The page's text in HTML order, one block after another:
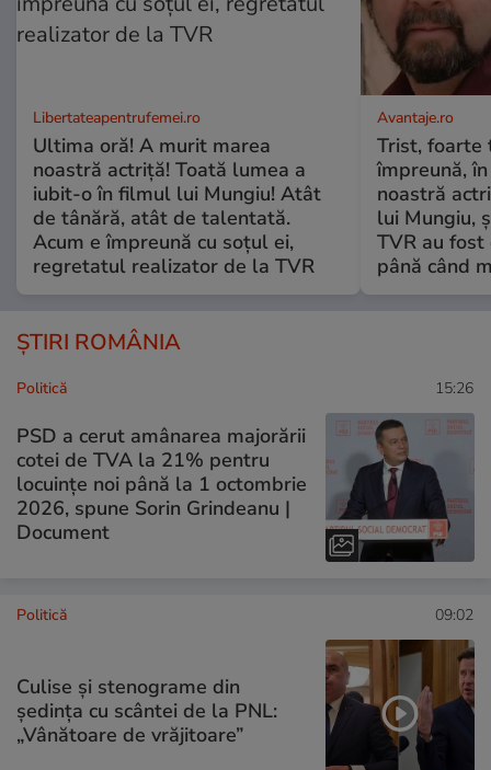
Libertateapentrufemei.ro
Ultima oră! A murit marea
noastră actriță! Toată lumea a
iubit-o în filmul lui Mungiu! Atât
de tânără, atât de talentată.
Acum e împreună cu soțul ei,
regretatul realizator de la TVR
Avantaje.ro
Trist, foarte
împreună,
noastră
lui Mungiu,
TVR au
până când
ȘTIRI ROMÂNIA
Politică 15:26
PSD a cerut amânarea majorării
cotei de TVA la 21% pentru
locuințe noi până la 1 octombrie
2026, spune Sorin Grindeanu |
Document
Politică 09:02
Culise și stenograme din
ședința cu scântei de la PNL:
„Vânătoare de vrăjitoare”